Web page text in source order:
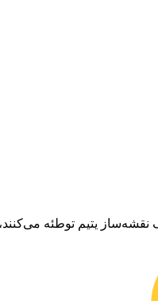
نقشه‌ساز یتیم توطئه